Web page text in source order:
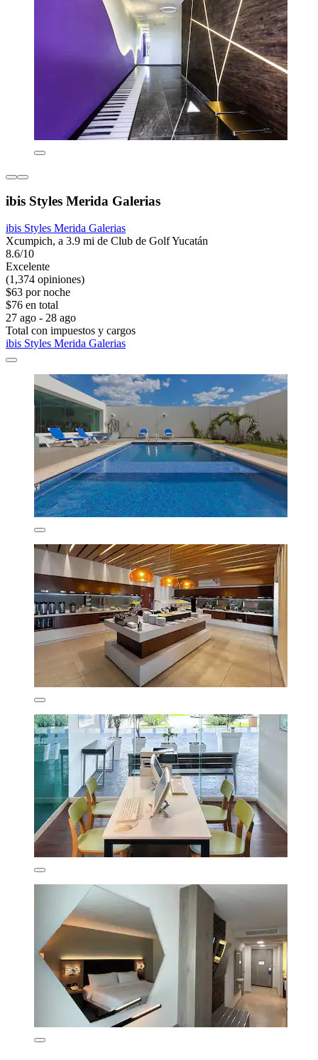
ibis Styles Merida Galerias
ibis Styles Merida Galerias
Xcumpich, a 3.9 mi de Club de Golf Yucatán
8.6/10
Excelente
(1,374 opiniones)
$63 por noche
$76 en total
27 ago - 28 ago
Total con impuestos y cargos
ibis Styles Merida Galerias